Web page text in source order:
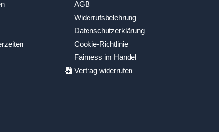
AGB
Widerrufsbelehrung
Datenschutzerklärung
Cookie-Richtlinie
Fairness im Handel
Vertrag widerrufen